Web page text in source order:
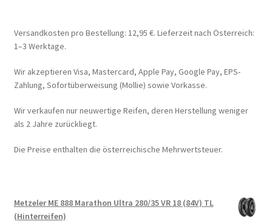
Versandkosten pro Bestellung: 12,95 €. Lieferzeit nach Österreich:
1–3 Werktage.
Wir akzeptieren Visa, Mastercard, Apple Pay, Google Pay, EPS-
Zahlung, Sofortüberweisung (Mollie) sowie Vorkasse.
Wir verkaufen nur neuwertige Reifen, deren Herstellung weniger
als 2 Jahre zurückliegt.
Die Preise enthalten die österreichische Mehrwertsteuer.
Metzeler ME 888 Marathon Ultra 280/35 VR 18 (84V) TL
(Hinterreifen)